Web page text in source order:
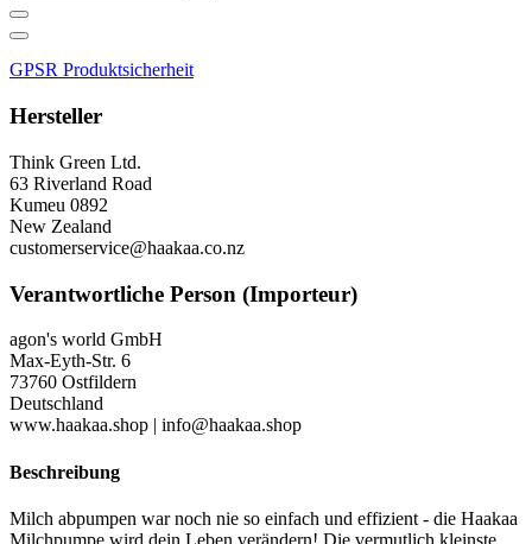
GPSR Produktsicherheit
Hersteller
Think Green Ltd.
63 Riverland Road
Kumeu 0892
New Zealand
customerservice@haakaa.co.nz
Verantwortliche Person (Importeur)
agon's world GmbH
Max-Eyth-Str. 6
73760 Ostfildern
Deutschland
www.haakaa.shop | info@haakaa.shop
Beschreibung
Milch abpumpen war noch nie so einfach und effizient - die Haakaa
Milchpumpe wird dein Leben verändern! Die vermutlich kleinste